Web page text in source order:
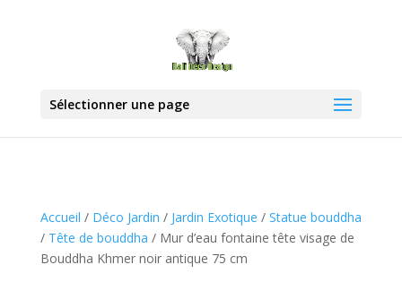
Sélectionner une page
Accueil / Déco Jardin / Jardin Exotique / Statue bouddha
/ Tête de bouddha / Mur d’eau fontaine tête visage de
Bouddha Khmer noir antique 75 cm